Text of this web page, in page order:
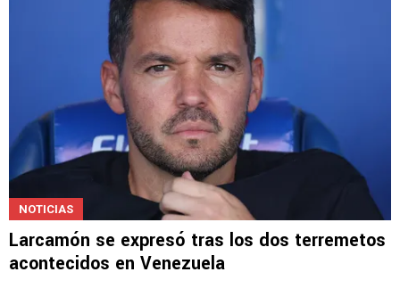
NOTICIAS
Larcamón se expresó tras los dos terremetos
acontecidos en Venezuela